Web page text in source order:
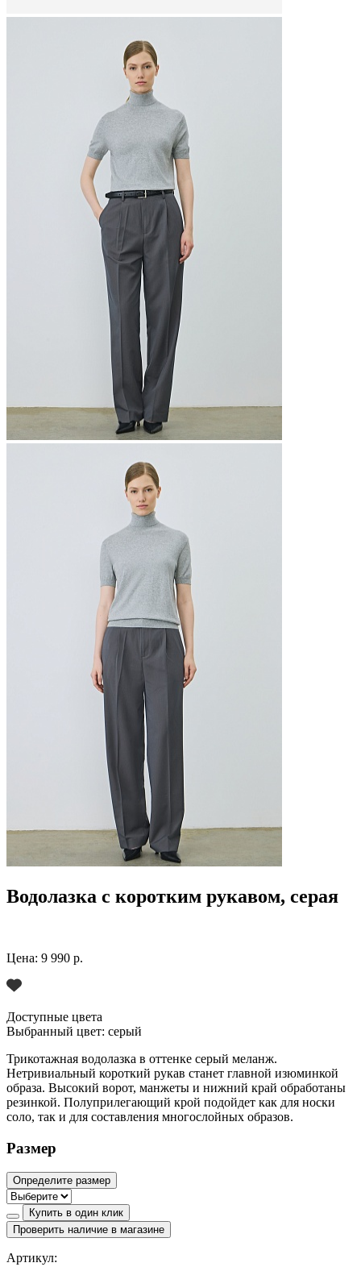
Водолазка с коротким рукавом, серая
Цена: 9 990 р.
Доступные цвета
Выбранный цвет: серый
Трикотажная водолазка в оттенке серый меланж.
Нетривиальный короткий рукав станет главной изюминкой
образа. Высокий ворот, манжеты и нижний край обработаны
резинкой. Полуприлегающий крой подойдет как для носки
соло, так и для составления многослойных образов.
Размер
Определите размер
Купить в один клик
Проверить наличие в магазине
Артикул: